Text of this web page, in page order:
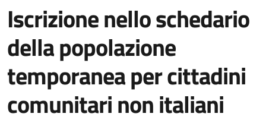
Iscrizione nello schedario
della popolazione
temporanea per cittadini
comunitari non italiani